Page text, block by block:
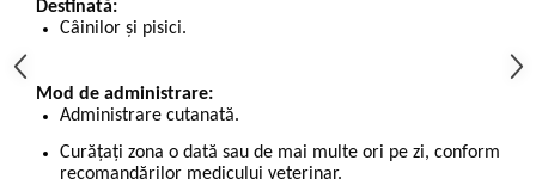
Destinată:
Câinilor și pisici.
Mod de administrare:
Administrare cutanată.
Curățați zona o dată sau de mai multe ori pe zi, conform
recomandărilor medicului veterinar.